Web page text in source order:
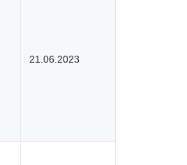
21.06.2023